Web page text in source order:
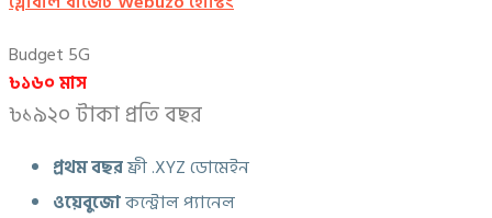
Budget 5G
৳১৬০ মাস
৳১৯২০ টাকা প্রতি বছর
প্রথম বছরফ্রী .XYZ ডোমেইন
ওয়েবুজোকন্ট্রোল প্যানেল